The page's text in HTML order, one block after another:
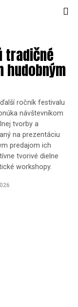
tradičné
hudobným
ročník festivalu
návštevníkom
tvorby a
na prezentáciu
predajom ich
tvorivé dielne
workshopy.